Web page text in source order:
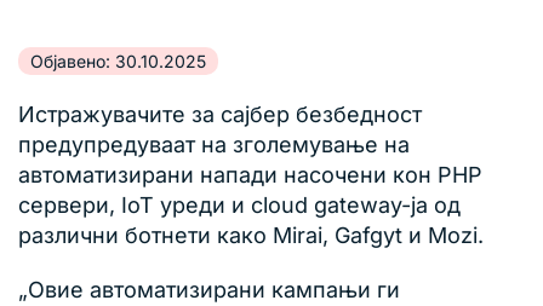
Објавено: 30.10.2025
Истражувачите за сајбер безбедност
предупредуваат на зголемување на
автоматизирани напади насочени кон PHP
сервери, IoT уреди и cloud gateway-ја од
различни ботнети како Mirai, Gafgyt и Mozi.
„Овие автоматизирани кампањи ги